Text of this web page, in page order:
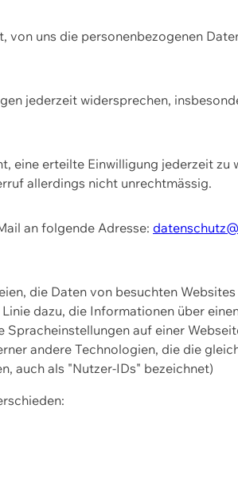
von uns die personenbezogenen
jederzeit widersprechen,
eine erteilte Einwilligung jederzeit
allerdings nicht unrechtmässig.
an folgende Adresse:
die Daten von besuchten
dazu, die Informationen über
auf einer
andere Technologien, die die
auch als "Nutzer-IDs" bezeichnet)